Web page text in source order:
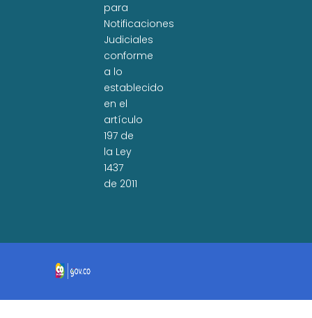
para
Notificaciones
Judiciales
conforme
a lo
establecido
en el
artículo
197 de
la Ley
1437
de 2011